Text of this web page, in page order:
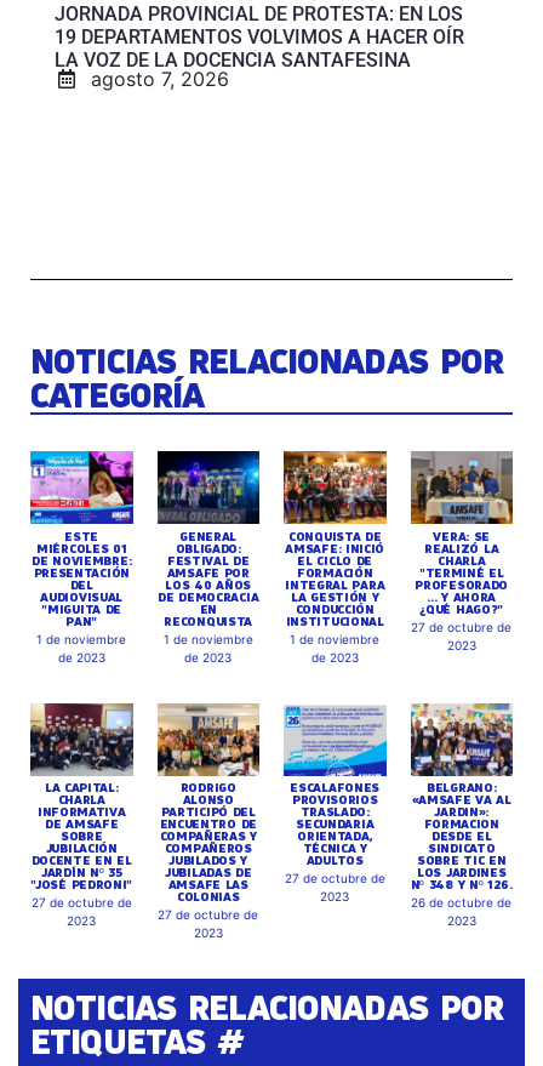
JORNADA PROVINCIAL DE PROTESTA: EN LOS
19 DEPARTAMENTOS VOLVIMOS A HACER OÍR
LA VOZ DE LA DOCENCIA SANTAFESINA
agosto 7, 2026
NOTICIAS RELACIONADAS POR
CATEGORÍA
ESTE
MIÉRCOLES 01
DE NOVIEMBRE:
PRESENTACIÓN
DEL
AUDIOVISUAL
"MIGUITA DE
PAN"
1 de noviembre
de 2023
GENERAL
OBLIGADO:
FESTIVAL DE
AMSAFE POR
LOS 40 AÑOS
DE DEMOCRACIA
EN
RECONQUISTA
1 de noviembre
de 2023
CONQUISTA DE
AMSAFE: INICIÓ
EL CICLO DE
FORMACIÓN
INTEGRAL PARA
LA GESTIÓN Y
CONDUCCIÓN
INSTITUCIONAL
1 de noviembre
de 2023
VERA: SE
REALIZÓ LA
CHARLA
"TERMINÉ EL
PROFESORADO
... Y AHORA
¿QUÉ HAGO?"
27 de octubre de
2023
LA CAPITAL:
CHARLA
INFORMATIVA
DE AMSAFE
SOBRE
JUBILACIÓN
DOCENTE EN EL
JARDÍN Nº 35
"JOSÉ PEDRONI"
27 de octubre de
2023
RODRIGO
ALONSO
PARTICIPÓ DEL
ENCUENTRO DE
COMPAÑERAS Y
COMPAÑEROS
JUBILADOS Y
JUBILADAS DE
AMSAFE LAS
COLONIAS
27 de octubre de
2023
ESCALAFONES
PROVISORIOS
TRASLADO:
SECUNDARIA
ORIENTADA,
TÉCNICA Y
ADULTOS
27 de octubre de
2023
BELGRANO:
«AMSAFE VA AL
JARDIN»:
FORMACION
DESDE EL
SINDICATO
SOBRE TIC EN
LOS JARDINES
Nº 348 Y Nº 126.
26 de octubre de
2023
NOTICIAS RELACIONADAS POR
ETIQUETAS #